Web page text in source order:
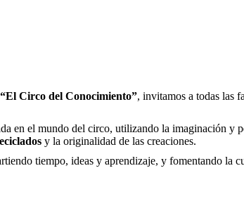
Circo del Conocimiento”, invitamos a todas las
en el mundo del circo, utilizando la imaginación y
y la originalidad de las creaciones.
tiempo, ideas y aprendizaje, y fomentando la